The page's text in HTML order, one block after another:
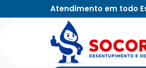
Atendimento em todo